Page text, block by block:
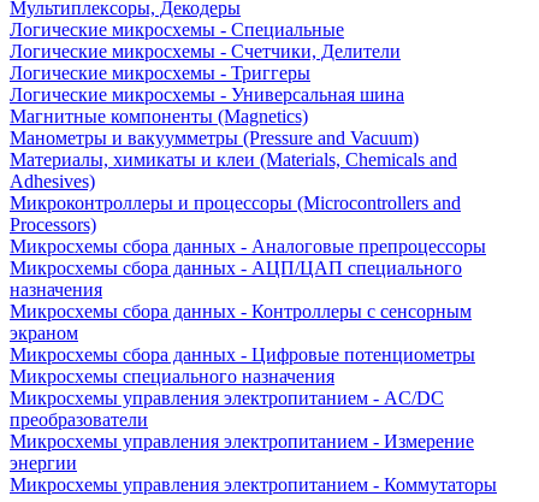
Мультиплексоры, Декодеры
Логические микросхемы - Специальные
Логические микросхемы - Счетчики, Делители
Логические микросхемы - Триггеры
Логические микросхемы - Универсальная шина
Магнитные компоненты (Magnetics)
Манометры и вакуумметры (Pressure and Vacuum)
Материалы, химикаты и клеи (Materials, Chemicals and
Adhesives)
Микроконтроллеры и процессоры (Microcontrollers and
Processors)
Микросхемы сбора данных - Аналоговые препроцессоры
Микросхемы сбора данных - АЦП/ЦАП специального
назначения
Микросхемы сбора данных - Контроллеры с сенсорным
экраном
Микросхемы сбора данных - Цифровые потенциометры
Микросхемы специального назначения
Микросхемы управления электропитанием - AC/DC
преобразователи
Микросхемы управления электропитанием - Измерение
энергии
Микросхемы управления электропитанием - Коммутаторы